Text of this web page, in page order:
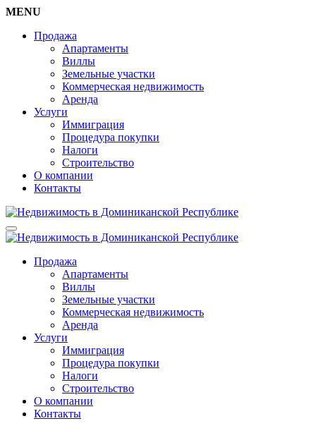
MENU
Продажа
Апартаменты
Виллы
Земельные участки
Коммерческая недвижимость
Аренда
Услуги
Иммиграция
Процедура покупки
Налоги
Строительство
О компании
Контакты
Продажа
Апартаменты
Виллы
Земельные участки
Коммерческая недвижимость
Аренда
Услуги
Иммиграция
Процедура покупки
Налоги
Строительство
О компании
Контакты